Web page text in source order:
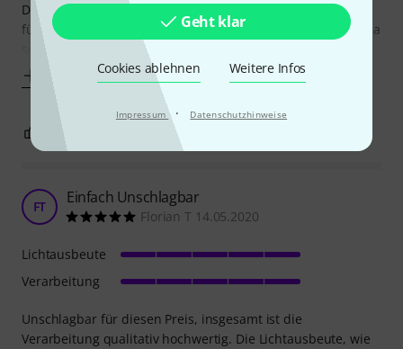
Geht klar
Cookies ablehnen Weitere Infos
Impressum · Datenschutzhinweise
Die Vorprogrammierten Szenen über DMX sind lustig, aber
für mich zu wenig, deshalb Artnet. Im Daslight kann man da
schon richtig was zusammenstellen, (wenn man
Mehr anzeigen
BEWERTUNG MELDEN
FT Einfach Unschlagbar
Florian T 14.05.2020
Unschlagbar für diesen Preis, insgesamt ist die
Verarbeitung qualitativ hochwertig. Die Lichtausbeute, wie
Lichtausbeute
Verarbeitung